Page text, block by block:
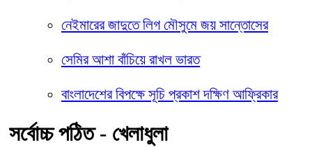
নেইমারের জাদুতে লিগ মৌসুমে জয় সান্তোসের
সেমির আশা বাঁচিয়ে রাখল ভারত
বাংলাদেশের বিপক্ষে সূচি প্রকাশ দক্ষিণ আফ্রিকার
সর্বোচ্চ পঠিত - খেলাধুলা